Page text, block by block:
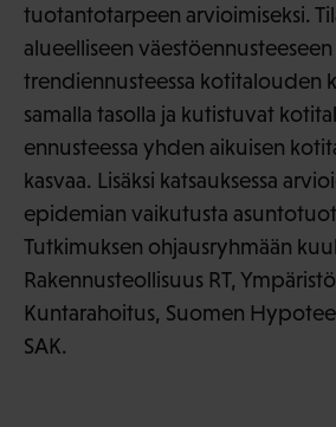
tuotantotarpeen arvioimiseksi.
alueelliseen
trendiennusteessa kotitalouden
samalla tasolla ja kutistuvat
ennusteessa yhden aikuisen
kasvaa. Lisäksi katsauksessa
epidemian vaikutusta
Tutkimuksen ohjausryhmään
Rakennusteollisuus RT,
Kuntarahoitus, Suomen
SAK.